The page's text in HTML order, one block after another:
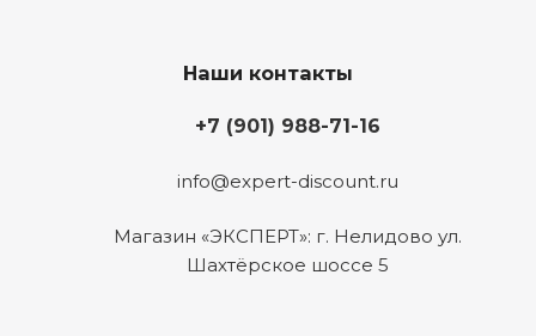
Наши контакты
+7 (901) 988-71-16
info@expert-discount.ru
Магазин «ЭКСПЕРТ»: г. Нелидово ул.
Шахтёрское шоссе 5